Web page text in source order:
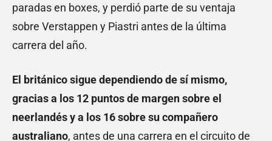
paradas en boxes, y perdió parte de su ventaja
sobre Verstappen y Piastri antes de la última
carrera del año.
El británico sigue dependiendo de sí mismo,
gracias a los 12 puntos de margen sobre el
neerlandés y a los 16 sobre su compañero
australiano, antes de una carrera en el circuito de